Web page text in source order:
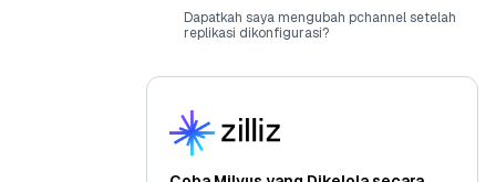
Dapatkah saya mengubah pchannel setelah
replikasi dikonfigurasi?